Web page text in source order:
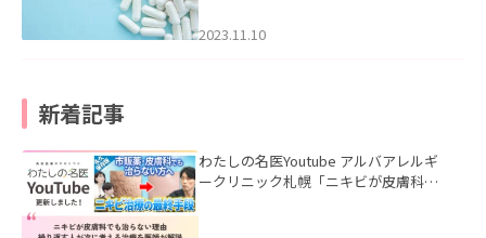
2023.11.10
新着記事
わたしの名医Youtube アルバアレルギ
ークリニック札幌「ニキビが皮膚科で